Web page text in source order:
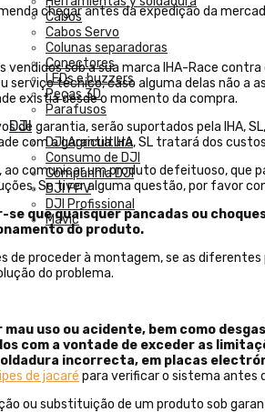
Cabos
Cabos Servo
Colunas separadoras
Conectores
LEDs e buzzers
Peças 3D
Parafusos
DJI
DJI Agricultura
Consumo de DJI
Companhia DJI
DJI FPV
DJI Profissional
Mavic
chegar antes da expedição da
vendidos sob a sua marca IHA-Race
serviço técnico, caso alguma delas não a
existia desde o momento da compra.
de garantia, serão suportados pela IHA,
com a garantia IHA, SL tratará dos
ao comunicar um produto defeituoso,
Se tiver alguma questão, por favor
se que quaisquer pancadas ou
do produto.
de proceder à montagem, se as
do problema.
mau uso ou acidente, bem como
com a vontade de exceder as
incorrecta, em placas
de jacaré para verificar o sistema antes
ou substituição de um produto sob